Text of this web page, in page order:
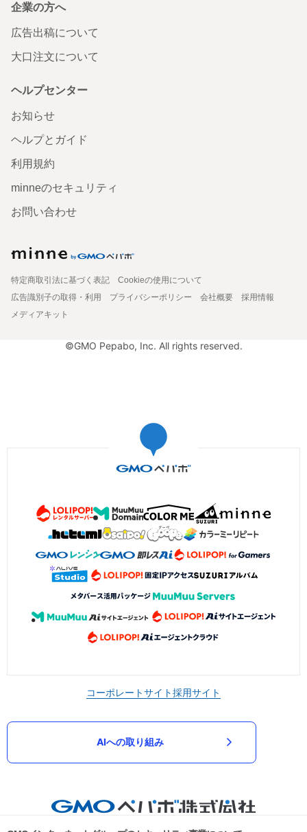
企業の方へ
広告出稿について
大口注文について
ヘルプセンター
お知らせ
ヘルプとガイド
利用規約
minneのセキュリティ
お問い合わせ
特定商取引法に基づく表記
Cookieの使用について
広告識別子の取得・利用
プライバシーポリシー 会社概要
採用情報
メディアキット
©GMO Pepabo, Inc. All rights reserved.
コーポレートサイト採用サイト
AIへの取り組み